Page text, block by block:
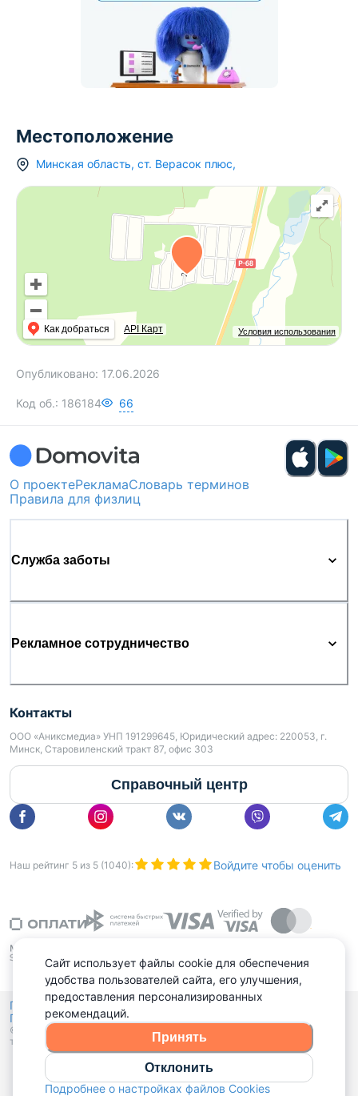
Местоположение
Минская область, ст. Верасок плюс,
Условия использования
Как добраться API Карт
Опубликовано: 17.06.2026
Код об.: 186184 66
О проектеРекламаСловарь терминов
Правила для физлиц
Служба заботы
Рекламное сотрудничество
Контакты
ООО «Аниксмедиа» УНП 191299645, Юридический адрес: 220053, г.
Минск, Старовиленский тракт 87, офис 303
Справочный центр
Наш рейтинг 5 из 5 (1040): Войдите чтобы оценить
Политика конфиденциальности,
Политика обработки файлов куки
© 2015 - 2026, Domovita.by. Копирование материалов допускается
только при наличии активной ссылки.
Сайт использует файлы cookie для обеспечения
удобства пользователей сайта, его улучшения,
предоставления персонализированных
рекомендаций.
Принять
Отклонить
Подробнее о настройках файлов Cookies